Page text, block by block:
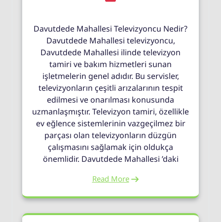
Davutdede Mahallesi Televizyoncu Nedir?
Davutdede Mahallesi televizyoncu,
Davutdede Mahallesi ilinde televizyon
tamiri ve bakım hizmetleri sunan
işletmelerin genel adıdır. Bu servisler,
televizyonların çeşitli arızalarının tespit
edilmesi ve onarılması konusunda
uzmanlaşmıştır. Televizyon tamiri, özellikle
ev eğlence sistemlerinin vazgeçilmez bir
parçası olan televizyonların düzgün
çalışmasını sağlamak için oldukça
önemlidir. Davutdede Mahallesi ’daki
Read More